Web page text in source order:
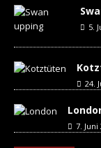
5.
24.
7. Juni